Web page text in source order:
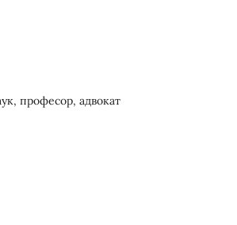
професор, адвокат